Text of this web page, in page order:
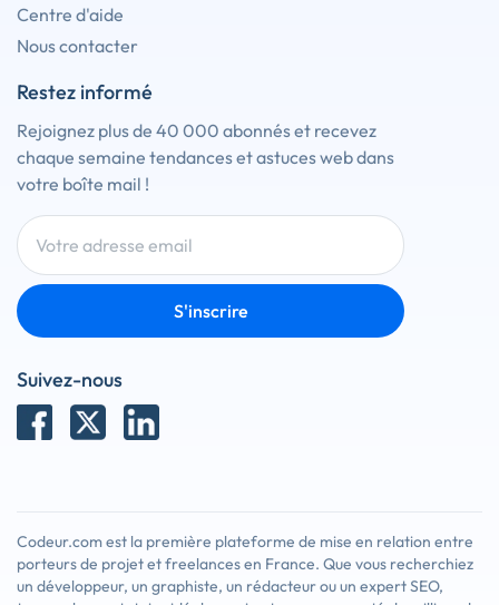
Centre d'aide
Nous contacter
Restez informé
Rejoignez plus de 40 000 abonnés et recevez
chaque semaine tendances et astuces web dans
votre boîte mail !
S'inscrire
Suivez-nous
Codeur.com est la première plateforme de mise en relation entre
porteurs de projet et freelances en France. Que vous recherchiez
un développeur, un graphiste, un rédacteur ou un expert SEO,